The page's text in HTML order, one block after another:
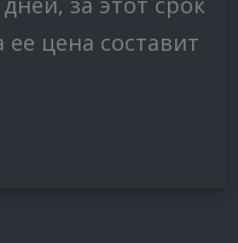
цена составит